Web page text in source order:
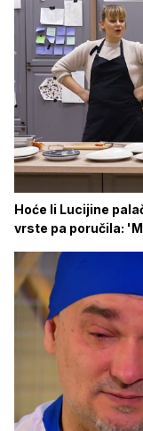
Hoće li Lucijine
vrste pa poručila: